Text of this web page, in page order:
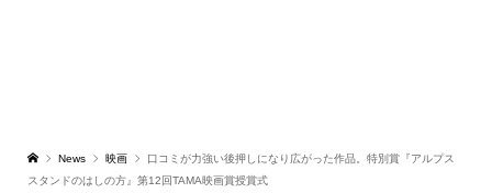
News 映画
口コミが力強い後押しになり広がった作品。特別賞『アルプス
スタンドのはしの方』第12回TAMA映画賞授賞式